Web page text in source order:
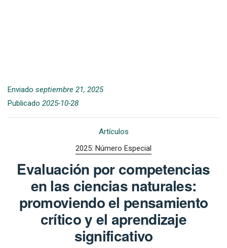
Enviado septiembre 21, 2025
Publicado 2025-10-28
Artículos
2025: Número Especial
Evaluación por competencias
en las ciencias naturales:
promoviendo el pensamiento
crítico y el aprendizaje
significativo